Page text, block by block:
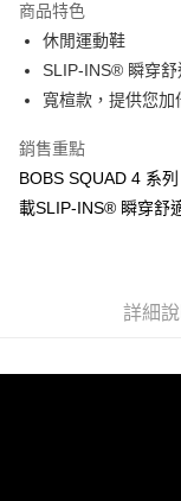
相關說明
【大哥付你分期使用說明
1.本服務由台灣大哥大
2.付款方式選擇「大哥
流程，驗證手機門號後
3.實際核准額度、可分
4.訂單成立30分鐘內，
消。如遇「轉專審核」
法說明評估內容。
2.透過簡訊連結打開帳
帳／街口支付／iPASS
ATM付款
宅配
每筆NT$100，滿
商品特色
休閒運動鞋
SLIP-INS® 瞬穿舒
寬楦款，提供您加
銷售重點
BOBS SQUAD 4 系
載SLIP-INS® 瞬穿舒
詳細